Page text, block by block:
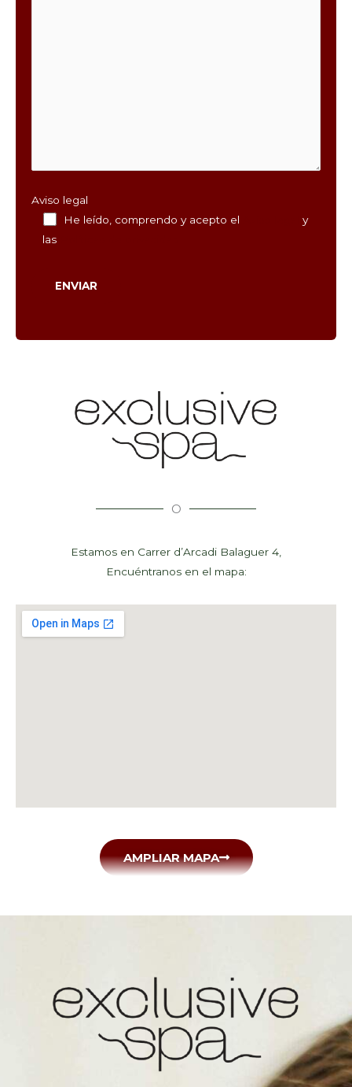
Aviso legal
He leído, comprendo y acepto el
y
las
O
Estamos en Carrer d’Arcadi Balaguer 4,
Encuéntranos en el mapa:
AMPLIAR MAPA